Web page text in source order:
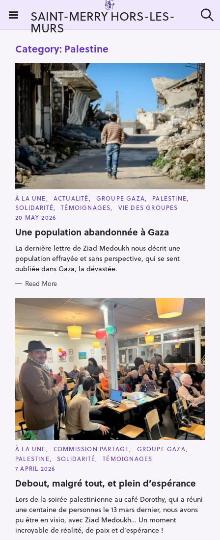
i
SAINT-MERRY HORS-LES-
MURS e
Category: Palestine
C
A
T
E
O
R
E
À LA UNE ACTUALITÉ GROUPE GAZA
PALESTINE
SOLIDARITÉ
TÉMOIGNAGES
VIE DES GROUPES
20 MAY 2026
Une population abandonnée à Gaza
La dernière lettre de Ziad Medoukh nous décrit une
population effrayée et sans perspective, qui se sent
oubliée dans Gaza, la dévastée.
Read More
C
A
T
E
O
R
E
À LA UNE COMMISSION PARTAGE
GROUPE GAZA
PALESTINE
SOLIDARITÉ
TÉMOIGNAGES
7 APRIL 2026
Debout, malgré tout, et plein d’espérance
Lors de la soirée palestinienne au café Dorothy, qui a réuni
une centaine de personnes le 13 mars dernier, nous avons
pu être en visio, avec Ziad Medoukh… Un moment
incroyable de réalité, de paix et d’espérance !